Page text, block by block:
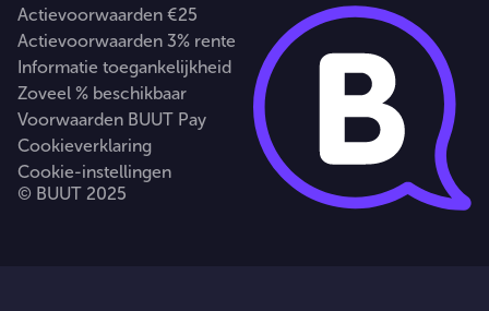
Actievoorwaarden €25
Actievoorwaarden 3% rente
Informatie toegankelijkheid
Zoveel % beschikbaar
Voorwaarden BUUT Pay
Cookieverklaring
Cookie-instellingen
© BUUT 2025